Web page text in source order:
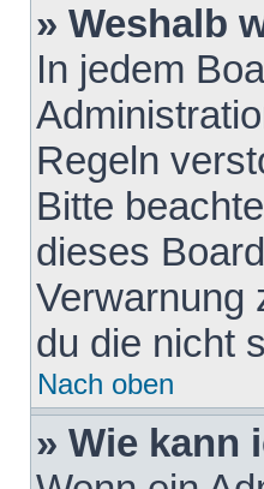
» Weshalb
In jedem
Regeln
Bitte
dieses
Verwarnung
du die nicht
Nach oben
» Wie kann